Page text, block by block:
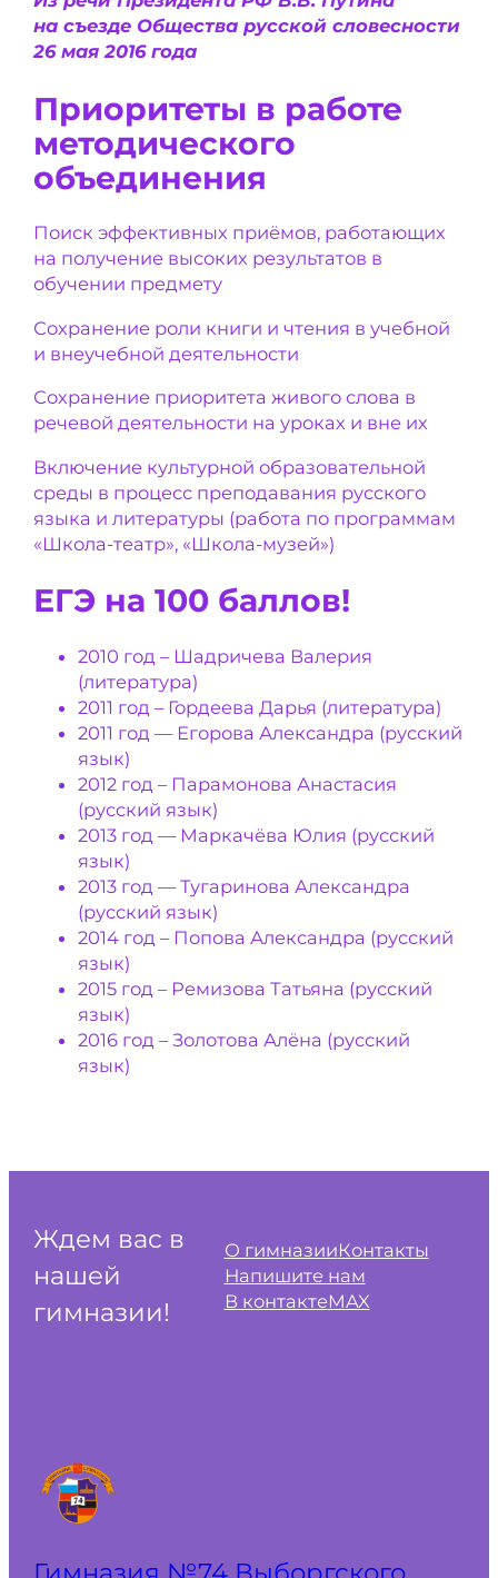
на съезде Общества русской словесности
26 мая 2016 года
Приоритеты в работе
методического
объединения
Поиск эффективных приёмов, работающих
на получение высоких результатов в
обучении предмету
Сохранение роли книги и чтения в учебной
и внеучебной деятельности
Сохранение приоритета живого слова в
речевой деятельности на уроках и вне их
Включение культурной образовательной
среды в процесс преподавания русского
языка и литературы (работа по программам
«Школа-театр», «Школа-музей»)
ЕГЭ на 100 баллов!
2010 год – Шадричева Валерия
(литература)
2011 год – Гордеева Дарья (литература)
2011 год — Егорова Александра (русский
язык)
2012 год – Парамонова Анастасия
(русский язык)
2013 год — Маркачёва Юлия (русский
язык)
2013 год — Тугаринова Александра
(русский язык)
2014 год – Попова Александра (русский
язык)
2015 год – Ремизова Татьяна (русский
язык)
2016 год – Золотова Алёна (русский
язык)
Ждем вас в
нашей
гимназии!
О гимназииКонтакты
Напишите нам
В контактеMAX